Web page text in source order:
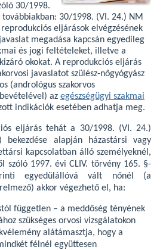
30/1998.
30/1998. (VI. 24.) NM
eljárások elvégzésének
megadása kapcsán egyedileg
és jogi feltételeket, illetve a
okokat. A reprodukciós eljárás
javaslatot szülész-nőgyógyász
(andrológus szakorvos
az egészségügyi szakmai
indikációk esetében adhatja meg.
eljárás tehát a 30/1998. (VI. 24.)
alapján házastársi vagy
kapcsolatban álló személyeknél,
szóló 1997. évi CLIV. törvény 165. §-
egyedülállóvá vált nőnél (a
akkor végezhető el, ha:
független – a meddőség tényének
szükséges orvosi vizsgálatokon
alátámasztja, hogy a
félnél együttesen